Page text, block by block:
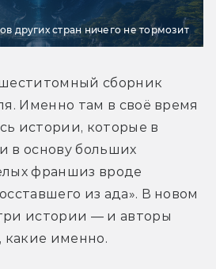
других стран ничего не тормозит
сборник
Именно там в своё время
истории, которые в
в основу больших
франшиз вроде
из ада». В новом
истории — и авторы
какие именно.